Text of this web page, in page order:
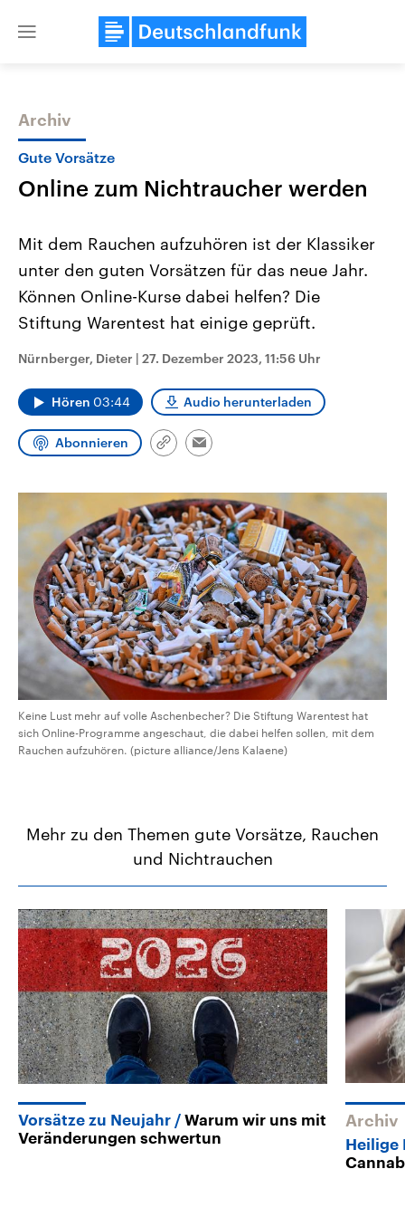
Close
Themen
Landtagswahl Sachsen-Anhalt
2026
Sachsen-Anhalt wählt am 6.
Landtag. Seit 2021 wird das
Bundesland von einer Koalition aus
CDU, SPD und FDP regiert.-
Umfragen, Prognosen,
Wahlprogramme, aktuelle Berichte
und Hintergründe zu den Parteien
Wahl.
Aktuelle Beiträge,
Wirtschaftlich und
den mächtigsten Ländern
mit großem Einfluss auf
aktuelle Weltgeschehen.
Sendungen Programm
Audio-Archiv
Archiv
Gute Vorsätze
Online zum Nichtraucher werden
Mit dem Rauchen aufzuhören ist der Klassiker
unter den guten Vorsätzen für das neue Jahr.
Können Online-Kurse dabei helfen? Die
Stiftung Warentest hat einige geprüft.
Nürnberger, Dieter | 27. Dezember 2023, 11:56 Uhr
Hören 03:44 Audio herunterladen
Abonnieren
Link
Email
Keine Lust mehr auf volle Aschenbecher? Die Stiftung Warentest hat
sich Online-Programme angeschaut, die dabei helfen sollen, mit dem
Rauchen aufzuhören. (picture alliance/Jens Kalaene)
Mehr zu den Themen gute Vorsätze, Rauchen
und Nichtrauchen
Vorsätze zu Neujahr
Warum wir uns mit
Veränderungen schwertun
Archiv
Heilige